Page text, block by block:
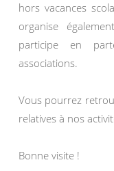
hors vacances
organise
participe en
associations.
Vous pourrez
relatives à nos
Bonne visite !